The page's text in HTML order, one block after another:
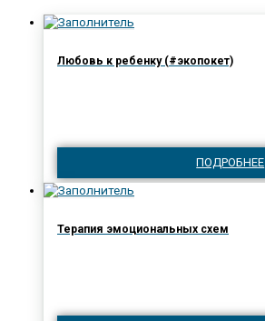
Любовь к ребенку (#экопокет)
ПОДРОБНЕЕ
Терапия эмоциональных схем